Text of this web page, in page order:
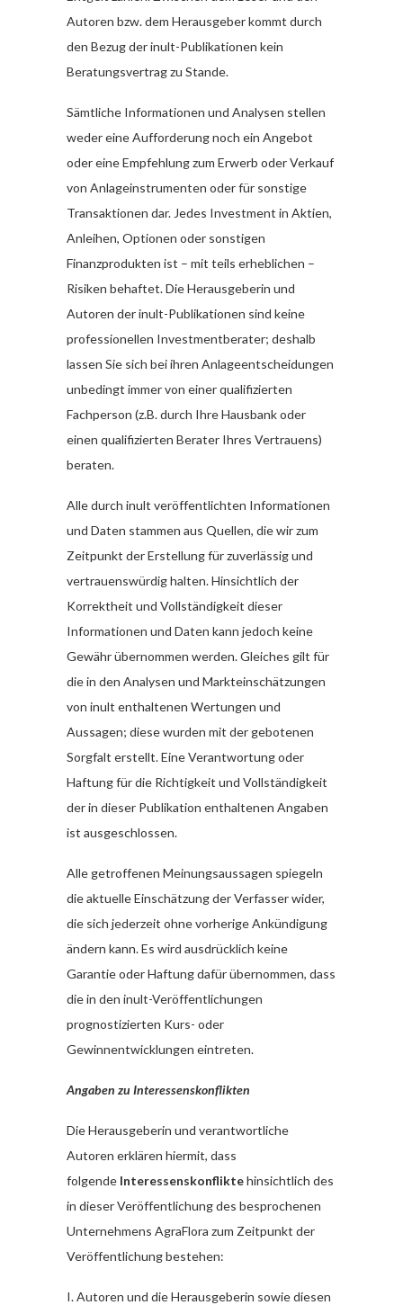
Autoren bzw. dem Herausgeber kommt durch
den Bezug der inult-Publikationen kein
Beratungsvertrag zu Stande.
Sämtliche Informationen und Analysen stellen
weder eine Aufforderung noch ein Angebot
oder eine Empfehlung zum Erwerb oder Verkauf
von Anlageinstrumenten oder für sonstige
Transaktionen dar. Jedes Investment in Aktien,
Anleihen, Optionen oder sonstigen
Finanzprodukten ist – mit teils erheblichen –
Risiken behaftet. Die Herausgeberin und
Autoren der inult-Publikationen sind keine
professionellen Investmentberater; deshalb
lassen Sie sich bei ihren Anlageentscheidungen
unbedingt immer von einer qualifizierten
Fachperson (z.B. durch Ihre Hausbank oder
einen qualifizierten Berater Ihres Vertrauens)
beraten.
Alle durch inult veröffentlichten Informationen
und Daten stammen aus Quellen, die wir zum
Zeitpunkt der Erstellung für zuverlässig und
vertrauenswürdig halten. Hinsichtlich der
Korrektheit und Vollständigkeit dieser
Informationen und Daten kann jedoch keine
Gewähr übernommen werden. Gleiches gilt für
die in den Analysen und Markteinschätzungen
von inult enthaltenen Wertungen und
Aussagen; diese wurden mit der gebotenen
Sorgfalt erstellt. Eine Verantwortung oder
Haftung für die Richtigkeit und Vollständigkeit
der in dieser Publikation enthaltenen Angaben
ist ausgeschlossen.
Alle getroffenen Meinungsaussagen spiegeln
die aktuelle Einschätzung der Verfasser wider,
die sich jederzeit ohne vorherige Ankündigung
ändern kann. Es wird ausdrücklich keine
Garantie oder Haftung dafür übernommen, dass
die in den inult-Veröffentlichungen
prognostizierten Kurs- oder
Gewinnentwicklungen eintreten.
Angaben zu Interessenskonflikten
Die Herausgeberin und verantwortliche
Autoren erklären hiermit, dass
folgende Interessenskonfliktehinsichtlich des
in dieser Veröffentlichung des besprochenen
Unternehmens AgraFlora zum Zeitpunkt der
Veröffentlichung bestehen:
I. Autoren und die Herausgeberin sowie diesen